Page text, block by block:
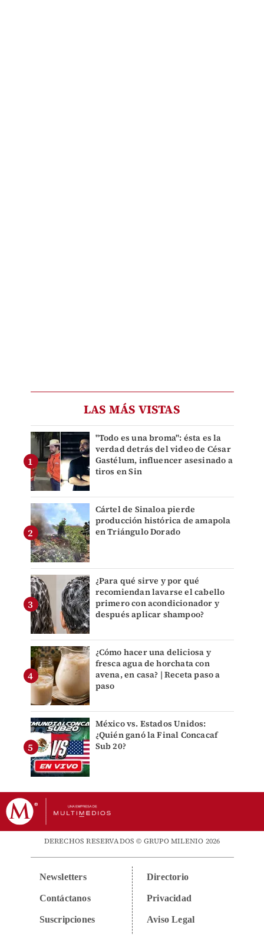
LAS MÁS VISTAS
"Todo es una broma": ésta es la
verdad detrás del video de César
Gastélum, influencer asesinado a
tiros en Sin
Cártel de Sinaloa pierde
producción histórica de amapola
en Triángulo Dorado
¿Para qué sirve y por qué
recomiendan lavarse el cabello
primero con acondicionador y
después aplicar shampoo?
¿Cómo hacer una deliciosa y
fresca agua de horchata con
avena, en casa? | Receta paso a
paso
México vs. Estados Unidos:
¿Quién ganó la Final Concacaf
Sub 20?
DERECHOS RESERVADOS © GRUPO MILENIO 2026
Newsletters
Contáctanos
Suscripciones
Directorio
Privacidad
Aviso Legal